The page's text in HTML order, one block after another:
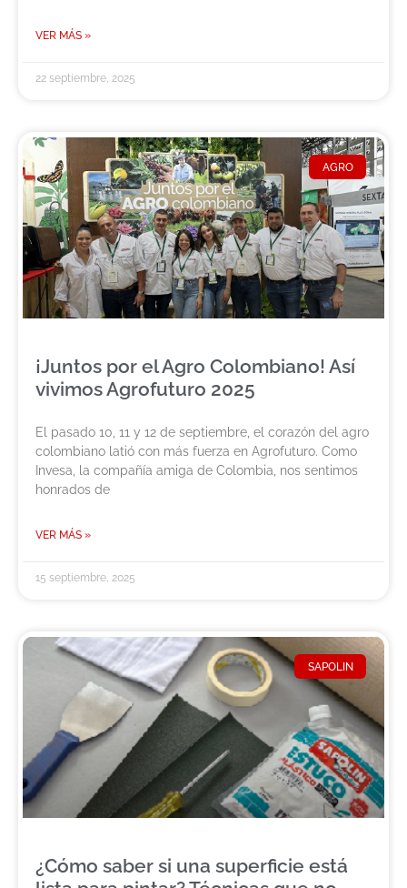
VER MÁS »
22 septiembre, 2025
AGRO
¡Juntos por el Agro Colombiano! Así
vivimos Agrofuturo 2025
El pasado 10, 11 y 12 de septiembre, el corazón del agro
colombiano latió con más fuerza en Agrofuturo. Como
Invesa, la compañía amiga de Colombia, nos sentimos
honrados de
VER MÁS »
15 septiembre, 2025
SAPOLIN
¿Cómo saber si una superficie está